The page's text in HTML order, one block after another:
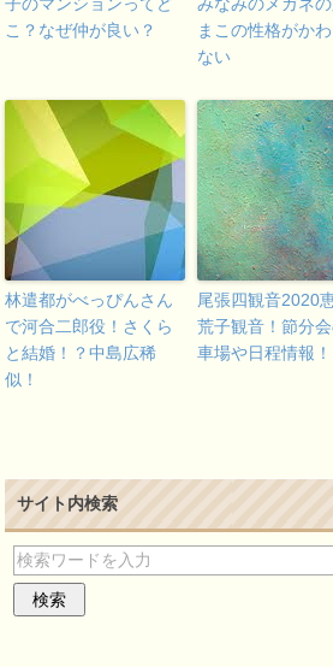
こ？なぜ仲が良い？
まこの性格がかわ
ない
林遣都がべっぴんさん
で河合二郎役！さくら
と結婚！？中島広稀
似！
尾張四観音2020
荒子観音！節分
車場や日程情報！
サイト内検索